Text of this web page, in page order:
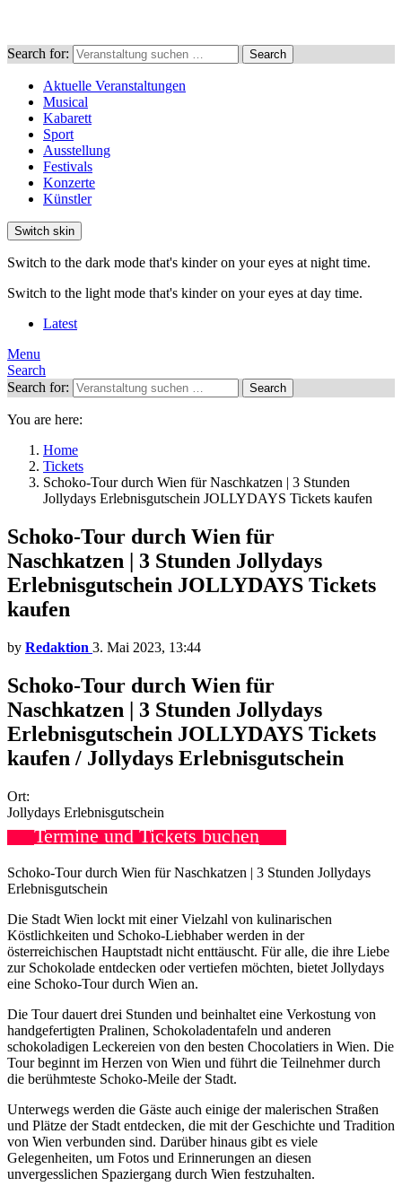
Search for: Search
Aktuelle Veranstaltungen
Musical
Kabarett
Sport
Ausstellung
Festivals
Konzerte
Künstler
Switch skin
Switch to the dark mode that's kinder on your eyes at night time.
Switch to the light mode that's kinder on your eyes at day time.
Latest
Menu
Search
Search for:
Search
You are here:
Home
Tickets
Schoko-Tour durch Wien für Naschkatzen | 3 Stunden
Jollydays Erlebnisgutschein JOLLYDAYS Tickets kaufen
Schoko-Tour durch Wien für
Naschkatzen | 3 Stunden Jollydays
Erlebnisgutschein JOLLYDAYS Tickets
kaufen
by Redaktion 3. Mai 2023, 13:44
Schoko-Tour durch Wien für
Naschkatzen | 3 Stunden Jollydays
Erlebnisgutschein JOLLYDAYS Tickets
kaufen / Jollydays Erlebnisgutschein
Ort:
Jollydays Erlebnisgutschein
Termine und Tickets buchen
Schoko-Tour durch Wien für Naschkatzen | 3 Stunden Jollydays
Erlebnisgutschein
Die Stadt Wien lockt mit einer Vielzahl von kulinarischen
Köstlichkeiten und Schoko-Liebhaber werden in der
österreichischen Hauptstadt nicht enttäuscht. Für alle, die ihre Liebe
zur Schokolade entdecken oder vertiefen möchten, bietet Jollydays
eine Schoko-Tour durch Wien an.
Die Tour dauert drei Stunden und beinhaltet eine Verkostung von
handgefertigten Pralinen, Schokoladentafeln und anderen
schokoladigen Leckereien von den besten Chocolatiers in Wien. Die
Tour beginnt im Herzen von Wien und führt die Teilnehmer durch
die berühmteste Schoko-Meile der Stadt.
Unterwegs werden die Gäste auch einige der malerischen Straßen
und Plätze der Stadt entdecken, die mit der Geschichte und Tradition
von Wien verbunden sind. Darüber hinaus gibt es viele
Gelegenheiten, um Fotos und Erinnerungen an diesen
unvergesslichen Spaziergang durch Wien festzuhalten.